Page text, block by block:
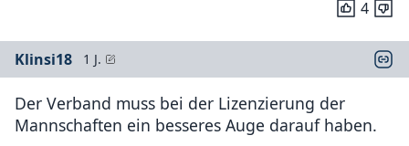
4
Klinsi18 1 J.
Der Verband muss bei der Lizenzierung der
Mannschaften ein besseres Auge darauf haben.